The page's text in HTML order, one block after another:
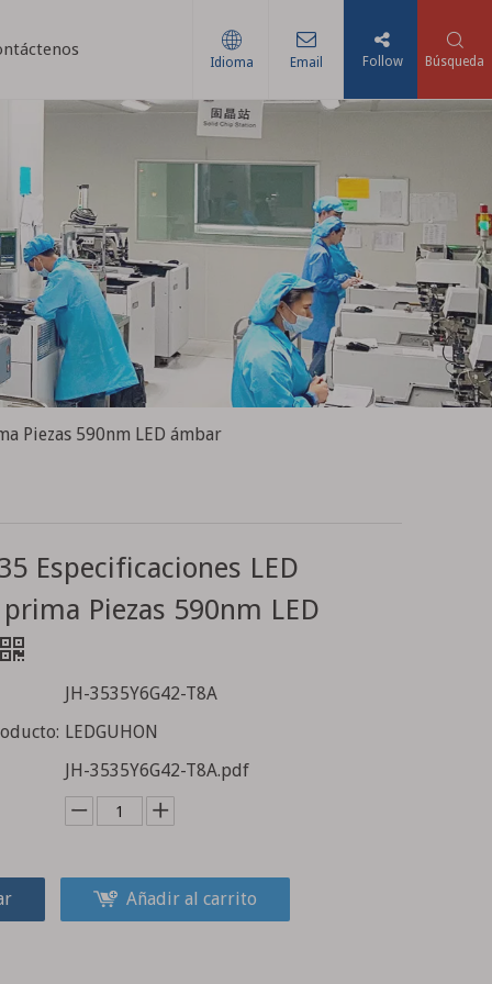
Idioma Email Follow Búsqueda
Piezas 590nm LED ámbar
Especificaciones LED
Piezas 590nm LED
JH-3535Y6G42-T8A
LEDGUHON
JH-3535Y6G42-T8A.pdf
Añadir al carrito